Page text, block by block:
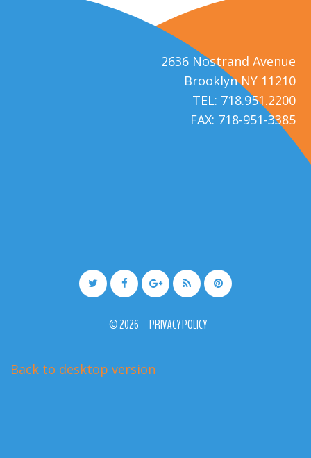
2636 Nostrand Avenue
Brooklyn NY 11210
TEL: 718.951.2200
FAX: 718-951-3385
©2026 PRIVACY POLICY
Back to desktop version